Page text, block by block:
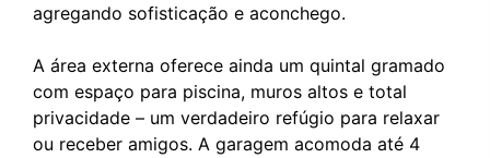
agregando sofisticação e aconchego.
A área externa oferece ainda um quintal gramado
com espaço para piscina, muros altos e total
privacidade – um verdadeiro refúgio para relaxar
ou receber amigos. A garagem acomoda até 4